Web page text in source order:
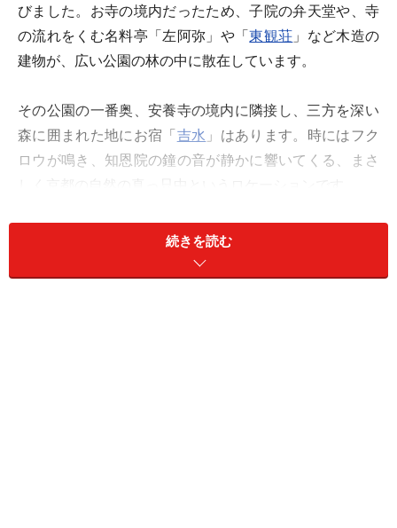
びました。お寺の境内だったため、子院の弁天堂や、寺
の流れをくむ名料亭「左阿弥」や「東観荘 」など木造の
建物が、広い公園の林の中に散在しています。
その公園の一番奥、安養寺の境内に隣接し、三方を深い
森に囲まれた地にお宿「吉水 」はあります。時にはフク
ロウが鳴き、知恩院の鐘の音が静かに響いてくる、まさ
チェックインは午後３時。
明るいスタッフの方に迎えられ、案内されるお部屋は1
階、2階に大小12室。ほとんどのお部屋にトイレと洗面
続きを読む